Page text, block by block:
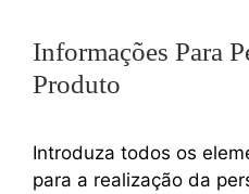
Informações Para
Produto
Introduza todos os
para a realização da